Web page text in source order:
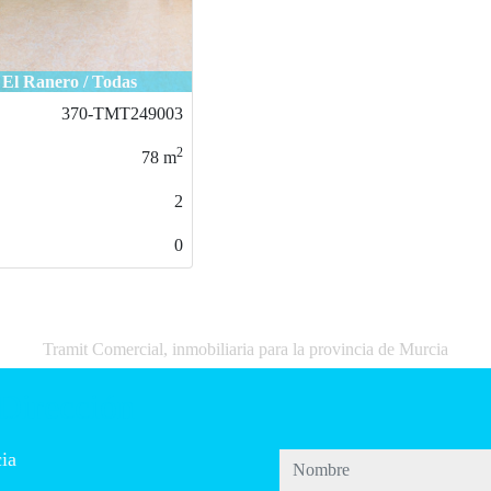
Beniel / Centro
251-TMT0088
185
Tramit Comercial, inmobiliaria para la provincia de Murcia
nombre